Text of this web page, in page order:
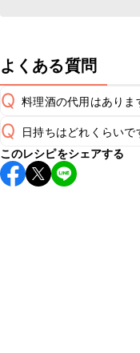
よくある質問
Q 料理酒の代用はありま
A
Q 日持ちはどれくらいで
保存期間は冷蔵で翌日
し上がりください。
このレシピをシェアする